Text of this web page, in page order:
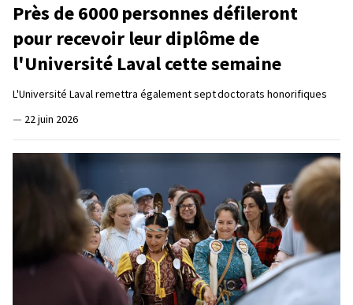
Près de 6000 personnes défileront
pour recevoir leur diplôme de
l'Université Laval cette semaine
L'Université Laval remettra également sept doctorats honorifiques
— 22 juin 2026